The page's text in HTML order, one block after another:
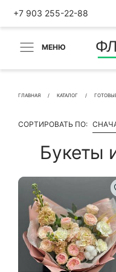
+7 903 255-22-88
МЕНЮ
ГЛАВНАЯ КАТАЛОГ
СОРТИРОВАТЬ ПО:
Букеты